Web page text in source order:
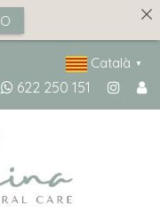
Català ▼
622 250 151